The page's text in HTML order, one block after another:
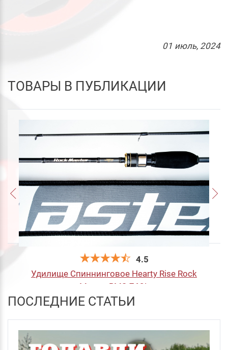
01 июль, 2024
ТОВАРЫ В ПУБЛИКАЦИИ
4.5
Удилище Спиннинговое Hearty Rise Rock
Master RMS-762L
25 860 руб.
ПОСЛЕДНИЕ СТАТЬИ